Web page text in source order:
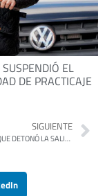
EL
DE PRACTICAJE
SIGUIENTE
LA ENCUESTA QUE DETONÓ LA SALIDA DE ESPERT: EL 76% CREE QUE EL NARCO SE VINCULA AL GOBIERNO